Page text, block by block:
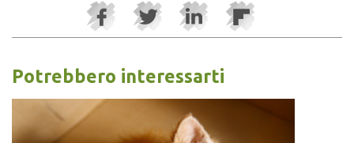
Potrebbero interessarti